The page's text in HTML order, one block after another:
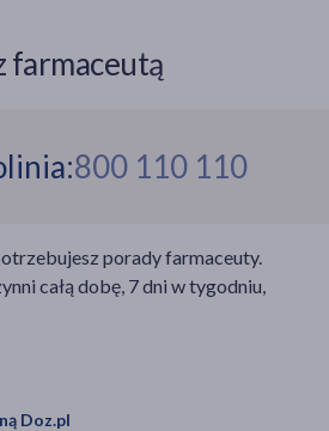
farmaceutą
800 110 110
porady farmaceuty.
całą dobę, 7 dni w tygodniu,
Doz.pl